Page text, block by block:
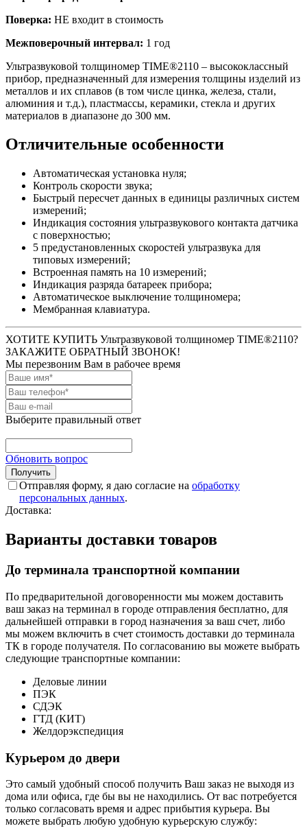
Поверка: НЕ входит в стоимость
Межповерочный интервал: 1 год
Ультразвуковой толщиномер TIME®2110 – высококлассный
прибор, предназначенный для измерения толщины изделий из
металлов и их сплавов (в том числе цинка, железа, стали,
алюминия и т.д.), пластмассы, керамики, стекла и других
материалов в диапазоне до 300 мм.
Отличительные особенности
Автоматическая установка нуля;
Контроль скорости звука;
Быстрый пересчет данных в единицы различных систем
измерений;
Индикация состояния ультразвукового контакта датчика
с поверхностью;
5 предустановленных скоростей ультразвука для
типовых измерений;
Встроенная память на 10 измерений;
Индикация разряда батареек прибора;
Автоматическое выключение толщиномера;
Мембранная клавиатура.
ХОТИТЕ КУПИТЬ Ультразвуковой толщиномер TIME®2110?
ЗАКАЖИТЕ ОБРАТНЫЙ ЗВОНОК!
Мы перезвоним Вам в рабочее время
Выберите правильный ответ
Обновить вопрос
Отправляя форму, я даю согласие на обработку
персональных данных.
Доставка:
Варианты доставки товаров
До терминала транспортной компании
По предварительной договоренности мы можем доставить
ваш заказ на терминал в городе отправления бесплатно, для
дальнейшей отправки в город назначения за ваш счет, либо
мы можем включить в счет стоимость доставки до терминала
ТК в городе получателя. По согласованию вы можете выбрать
следующие транспортные компании:
Деловые линии
ПЭК
СДЭК
ГТД (КИТ)
Желдорэкспедиция
Курьером до двери
Это самый удобный способ получить Ваш заказ не выходя из
дома или офиса, где бы вы не находились. От вас потребуется
только согласовать время и адрес прибытия курьера. Вы
можете выбрать любую удобную курьерскую службу: